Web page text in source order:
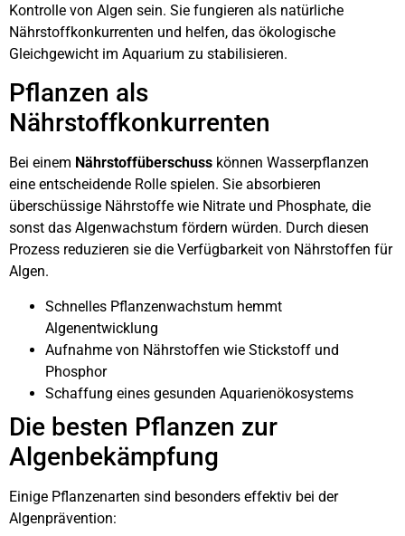
Kontrolle von Algen sein. Sie fungieren als natürliche
Nährstoffkonkurrenten und helfen, das ökologische
Gleichgewicht im Aquarium zu stabilisieren.
Pflanzen als
Nährstoffkonkurrenten
Bei einem Nährstoffüberschuss können Wasserpflanzen
eine entscheidende Rolle spielen. Sie absorbieren
überschüssige Nährstoffe wie Nitrate und Phosphate, die
sonst das Algenwachstum fördern würden. Durch diesen
Prozess reduzieren sie die Verfügbarkeit von Nährstoffen für
Algen.
Schnelles Pflanzenwachstum hemmt
Algenentwicklung
Aufnahme von Nährstoffen wie Stickstoff und
Phosphor
Schaffung eines gesunden Aquarienökosystems
Die besten Pflanzen zur
Algenbekämpfung
Einige Pflanzenarten sind besonders effektiv bei der
Algenprävention: